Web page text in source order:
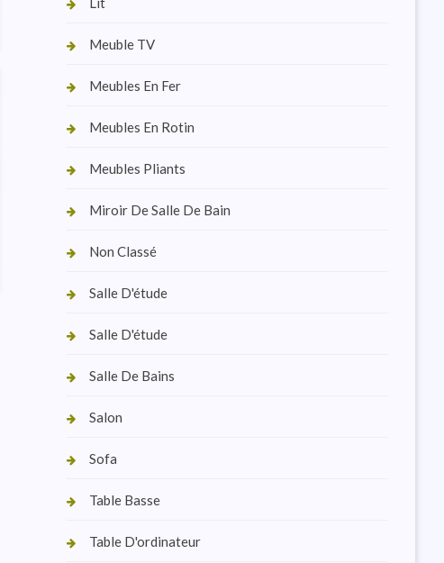
Meuble TV
Meubles En Fer
Meubles En Rotin
Meubles Pliants
Miroir De Salle De Bain
Non Classé
Salle D'étude
Salle D'étude
Salle De Bains
Salon
Sofa
Table Basse
Table D'ordinateur